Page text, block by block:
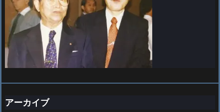
アーカイブ